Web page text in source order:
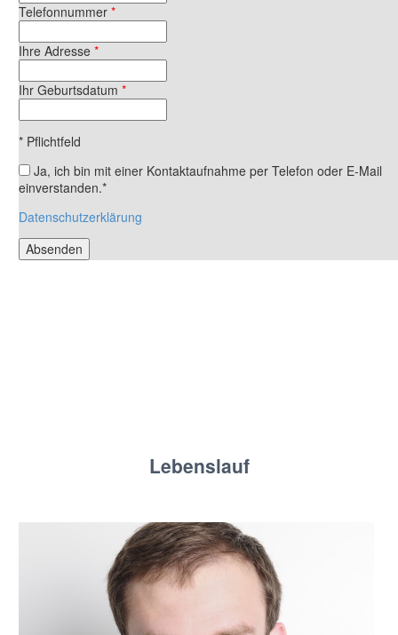
Telefonnummer *
Ihre Adresse *
Ihr Geburtsdatum *
* Pflichtfeld
Datenschutz
Ja, ich bin mit einer Kontaktaufnahme per Telefon oder E-Mail
einverstanden.*
Datenschutzerklärung
Lebenslauf